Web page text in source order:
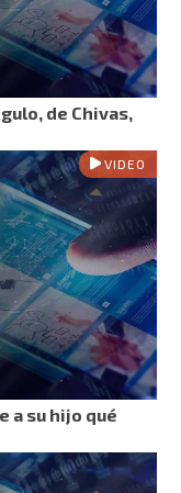
de Chivas,
VIDEO
a su hijo qué